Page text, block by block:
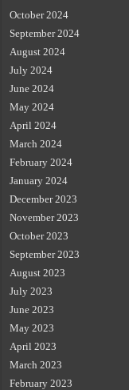
October 2024
September 2024
August 2024
July 2024
June 2024
May 2024
April 2024
March 2024
February 2024
January 2024
December 2023
November 2023
October 2023
September 2023
August 2023
July 2023
June 2023
May 2023
April 2023
March 2023
February 2023